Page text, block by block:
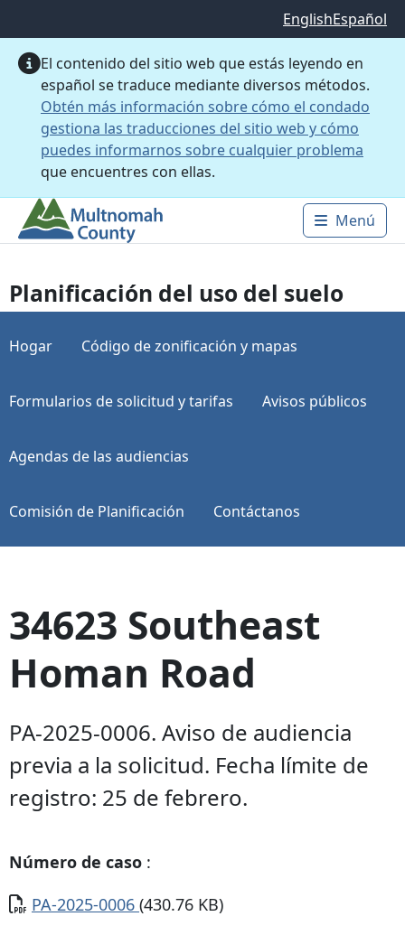
EnglishEspañol
El contenido del sitio web que estás leyendo en
español se traduce mediante diversos métodos.
Obtén más información sobre cómo el condado
gestiona las traducciones del sitio web y cómo
puedes informarnos sobre cualquier problema
que encuentres con ellas.
Main
Menú
Planificación del uso del suelo
Hogar Código de zonificación y mapas
Formularios de solicitud y tarifas Avisos públicos
Agendas de las audiencias
Comisión de Planificación Contáctanos
34623 Southeast
Homan Road
PA-2025-0006. Aviso de audiencia
previa a la solicitud. Fecha límite de
registro: 25 de febrero.
Número de caso :
Documento
PA-2025-0006 (430.76 KB)